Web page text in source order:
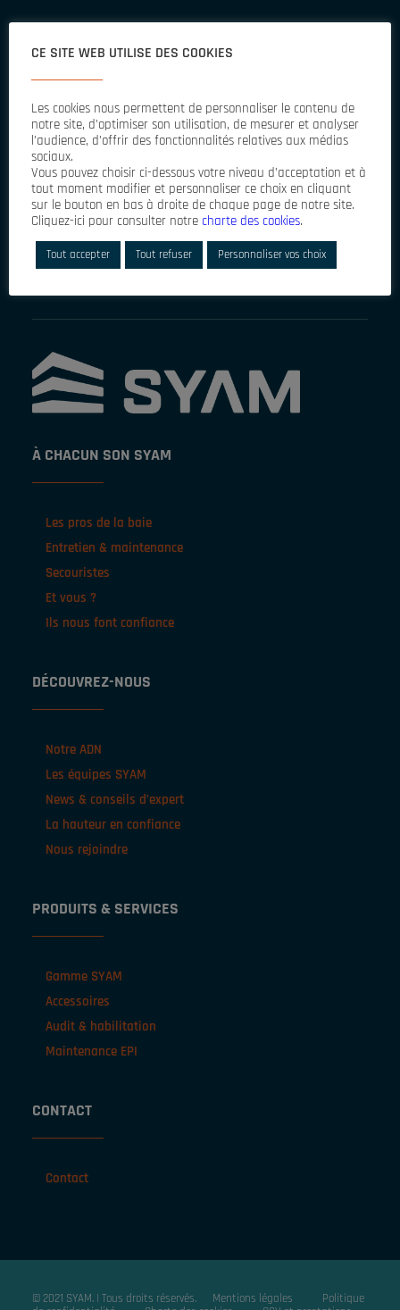
actualités,
J'accepte que mes données personnelles soient
enregistrées dans un fichier informatisé géré par SYAM
France,pour gérer l'envoi de la lettre d'information de SYAM
France, gérer les abonnements et l'élaboration de statistiques
À CHACUN SON SYAM
Les pros de la baie
Entretien & maintenance
Secouristes
Et vous ?
Ils nous font confiance
DÉCOUVREZ-NOUS
Notre ADN
Les équipes SYAM
News & conseils d’expert
La hauteur en confiance
Nous rejoindre
PRODUITS & SERVICES
Gamme SYAM
Accessoires
Audit & habilitation
Maintenance EPI
CONTACT
Contact
© 2021 SYAM. | Tous droits réservés. Mentions légales
Politique
CE SITE WEB UTILISE DES COOKIES
Les cookies nous permettent de personnaliser le contenu de
notre site, d’optimiser son utilisation, de mesurer et analyser
l’audience, d’offrir des fonctionnalités relatives aux médias
sociaux.
Vous pouvez choisir ci-dessous votre niveau d’acceptation et à
tout moment modifier et personnaliser ce choix en cliquant
sur le bouton en bas à droite de chaque page de notre site.
Cliquez-ici pour consulter notre charte des cookies.
Tout accepter Tout refuser Personnaliser vos choix